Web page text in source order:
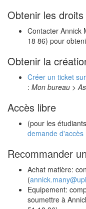
Obtenir les droits
Contacter Annick
18 86) pour
Obtenir la
Créer un ticket sur
: Mon bureau >
Accès libre
(pour les
demande d'accès
Recommander
Achat matière:
(
Equipement:
soumettre à